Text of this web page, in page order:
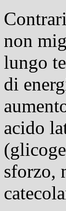
non
lungo
di
acido
(
sforzo,